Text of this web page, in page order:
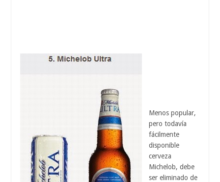
Menos popular,
pero todavía
fácilmente
disponible
cerveza
Michelob, debe
ser eliminado de